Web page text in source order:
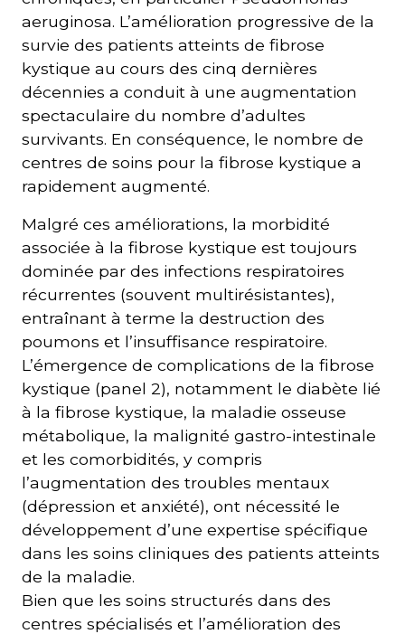
aeruginosa. L’amélioration progressive de la
survie des patients atteints de fibrose
kystique au cours des cinq dernières
décennies a conduit à une augmentation
spectaculaire du nombre d’adultes
survivants. En conséquence, le nombre de
centres de soins pour la fibrose kystique a
rapidement augmenté.
Malgré ces améliorations, la morbidité
associée à la fibrose kystique est toujours
dominée par des infections respiratoires
récurrentes (souvent multirésistantes),
entraînant à terme la destruction des
poumons et l’insuffisance respiratoire.
L’émergence de complications de la fibrose
kystique (panel 2), notamment le diabète lié
à la fibrose kystique, la maladie osseuse
métabolique, la malignité gastro-intestinale
et les comorbidités, y compris
l’augmentation des troubles mentaux
(dépression et anxiété), ont nécessité le
développement d’une expertise spécifique
dans les soins cliniques des patients atteints
de la maladie.
Bien que les soins structurés dans des
centres spécialisés et l’amélioration des